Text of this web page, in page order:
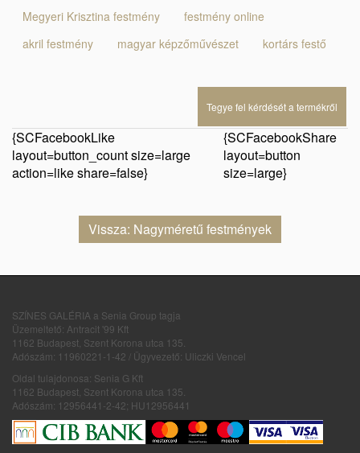
Megyeri Krisztina festmény
festmény online
akril festmény
magyar képzőművészet kortárs festő
Tegye fel kérdését a termékről
{SCFacebookLike
layout=button_count size=large
action=like share=false}
{SCFacebookShare
layout=button
size=large}
Vissza: Nagyméretű festmények
SZÍNES GALÉRIA a Senia Group tagja
Üzemeltető: Antracit '99 Kft
1162 Budapest, Szent Korona utca 135.
Adószám: 11960221-1-42 / Ügyvezető: Uliczki Vencel
Oldal tulajdonosa: Senia G Kft
1162 Budapest, Szent Korona utca 135.
Adószám: 12956441-2-42; HU12956441